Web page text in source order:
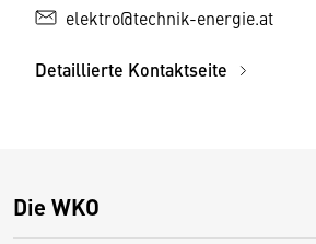
elektro@technik-energie.at
Detaillierte Kontaktseite
Die WKO